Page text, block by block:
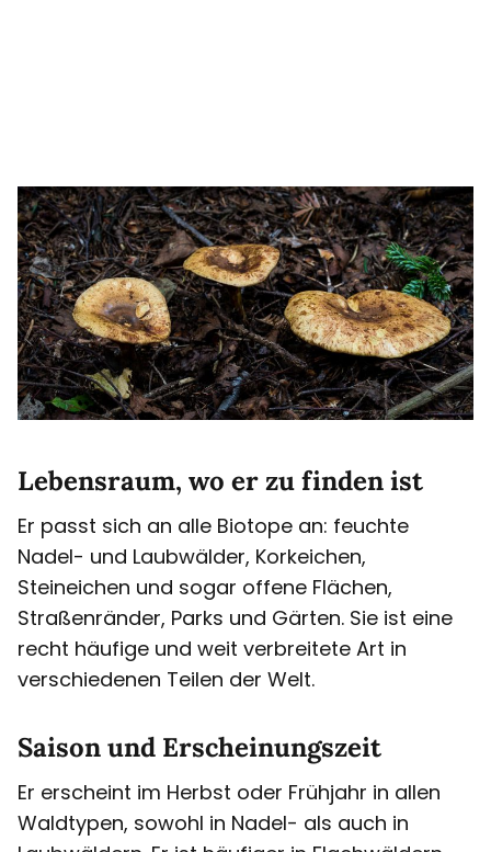
Lebensraum, wo er zu finden ist
Er passt sich an alle Biotope an: feuchte
Nadel- und Laubwälder, Korkeichen,
Steineichen und sogar offene Flächen,
Straßenränder, Parks und Gärten. Sie ist eine
recht häufige und weit verbreitete Art in
verschiedenen Teilen der Welt.
Saison und Erscheinungszeit
Er erscheint im Herbst oder Frühjahr in allen
Waldtypen, sowohl in Nadel- als auch in